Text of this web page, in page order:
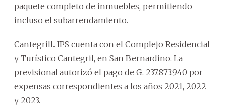
paquete completo de inmuebles, permitiendo
incluso el subarrendamiento.
Cantegrill.. IPS cuenta con el Complejo Residencial
y Turístico Cantegril, en San Bernardino. La
previsional autorizó el pago de G. 237.873.940 por
expensas correspondientes a los años 2021, 2022
y 2023.